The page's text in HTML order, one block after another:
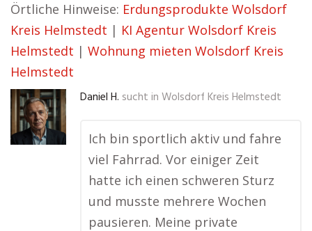
Örtliche Hinweise: Erdungsprodukte Wolsdorf
Kreis Helmstedt | KI Agentur Wolsdorf Kreis
Helmstedt | Wohnung mieten Wolsdorf Kreis
Helmstedt
Daniel H. sucht in Wolsdorf Kreis Helmstedt
Ich bin sportlich aktiv und fahre
viel Fahrrad. Vor einiger Zeit
hatte ich einen schweren Sturz
und musste mehrere Wochen
pausieren. Meine private